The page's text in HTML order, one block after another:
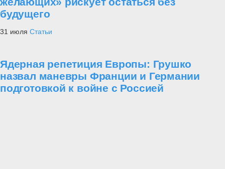
будущего
31 июля Статьи
Ядерная репетиция Европы: Грушко
назвал маневры Франции и Германии
подготовкой к войне с Россией